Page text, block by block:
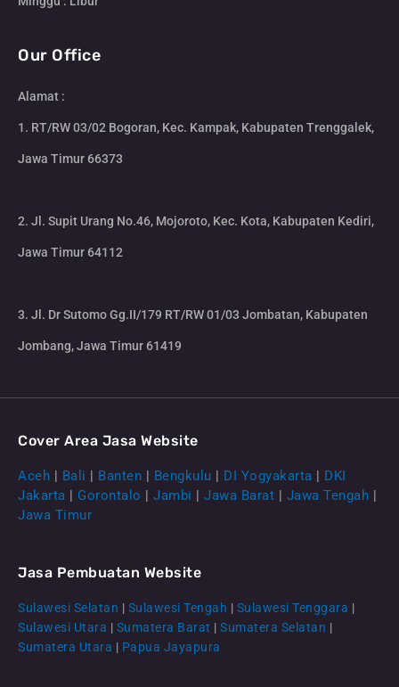
Our Office
Alamat :
1. RT/RW 03/02 Bogoran, Kec. Kampak, Kabupaten Trenggalek,
Jawa Timur 66373
2. Jl. Supit Urang No.46, Mojoroto, Kec. Kota, Kabupaten Kediri,
Jawa Timur 64112
3. Jl. Dr Sutomo Gg.II/179 RT/RW 01/03 Jombatan, Kabupaten
Jombang, Jawa Timur 61419
Cover Area Jasa Website
Aceh | Bali | Banten | Bengkulu | DI Yogyakarta | DKI
Jakarta | Gorontalo | Jambi | Jawa Barat | Jawa Tengah |
Jawa Timur
Jasa Pembuatan Website
Sulawesi Selatan | Sulawesi Tengah | Sulawesi Tenggara |
Sulawesi Utara | Sumatera Barat | Sumatera Selatan |
Sumatera Utara | Papua Jayapura